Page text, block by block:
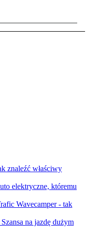
znaleźć właściwy
elektryczne, któremu
Wavecamper - tak
na jazdę dużym